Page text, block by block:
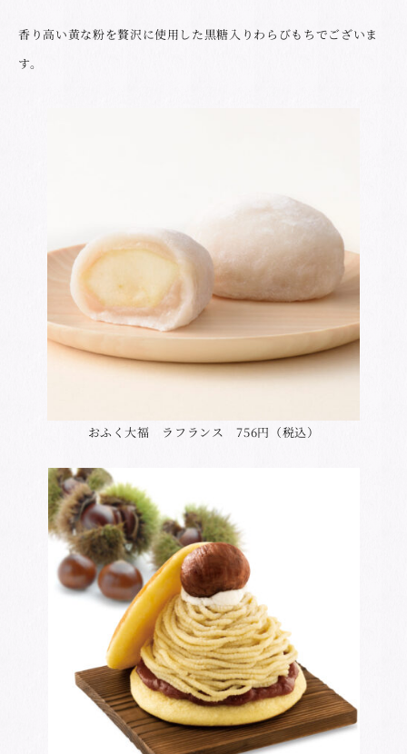
香り高い黄な粉を贅沢に使用した黒糖入りわらびもちでございま
す。
おふく大福 ラフランス 756円（税込）